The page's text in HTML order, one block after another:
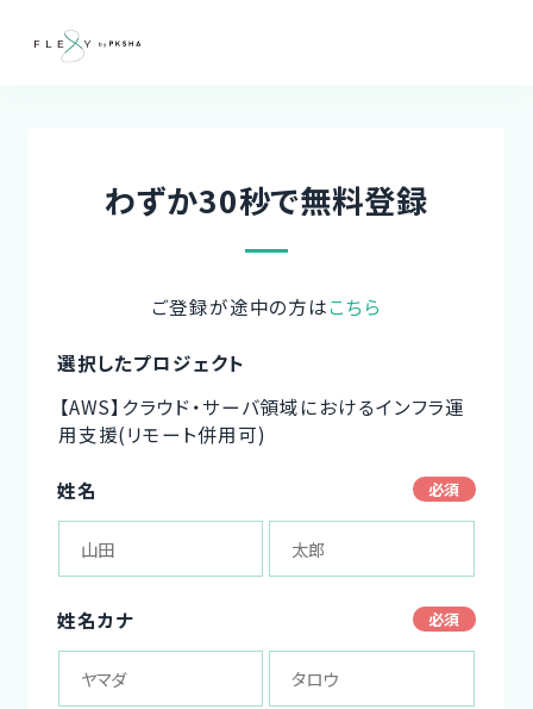
わずか30秒で無料登録
ご登録が途中の方はこちら
選択したプロジェクト
【AWS】クラウド・サーバ領域におけるインフラ運
用支援(リモート併用可)
姓名
姓名カナ